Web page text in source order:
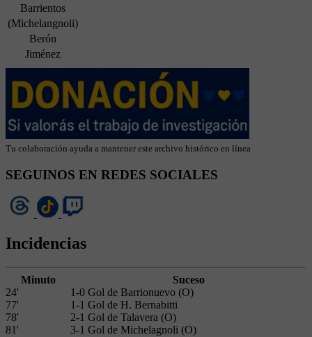
Barrientos
(Michelangnoli)
Berón
Jiménez
Tu colaboración ayuda a mantener este archivo histórico en línea
SEGUINOS EN REDES SOCIALES
Incidencias
Minuto
Suceso
24'
1-0 Gol de Barrionuevo (O)
77'
1-1 Gol de H. Bernabitti
78'
2-1 Gol de Talavera (O)
81'
3-1 Gol de Michelagnoli (O)